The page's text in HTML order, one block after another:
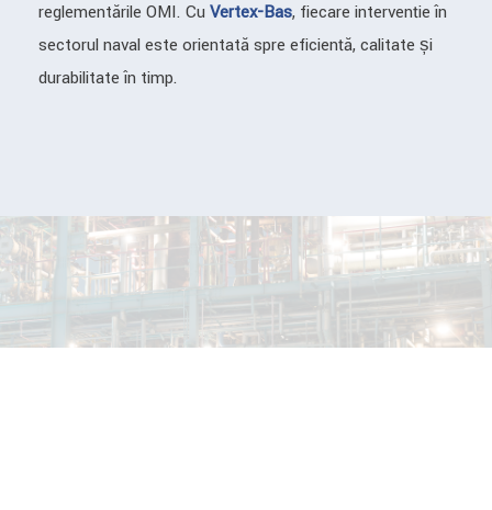
reglementările OMI. Cu Vertex-Bas, fiecare intervenție în
sectorul naval este orientată spre eficiență, calitate și
durabilitate în timp.